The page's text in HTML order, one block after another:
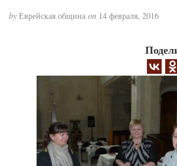
by Еврейская община on 14 февраля, 2016